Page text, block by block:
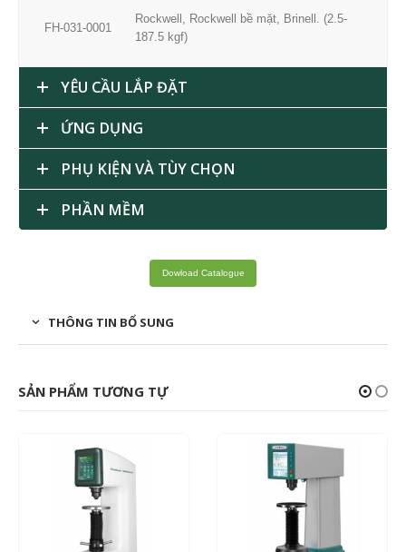
FH-031-0001
Rockwell, Rockwell bề mặt, Brinell. (2.5-
187.5 kgf)
YÊU CẦU LẮP ĐẶT
ỨNG DỤNG
PHỤ KIỆN VÀ TÙY CHỌN
PHẦN MỀM
Dowload Catalogue
THÔNG TIN BỔ SUNG
SẢN PHẨM TƯƠNG TỰ